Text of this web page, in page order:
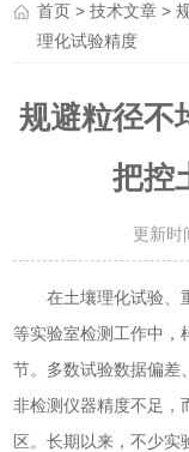
首页 >技术文章 >
理化试验精度
规避粒径不
把控
更新时
在土壤理化试验、重
等实验室检测工作中，
节。多数试验数据偏差
非检测仪器精度不足，
区。长期以来，不少实